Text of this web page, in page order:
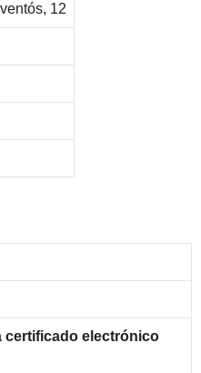
12
certificado electrónico